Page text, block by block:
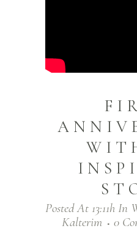
Posted At 13:11h In
Kalterim
0